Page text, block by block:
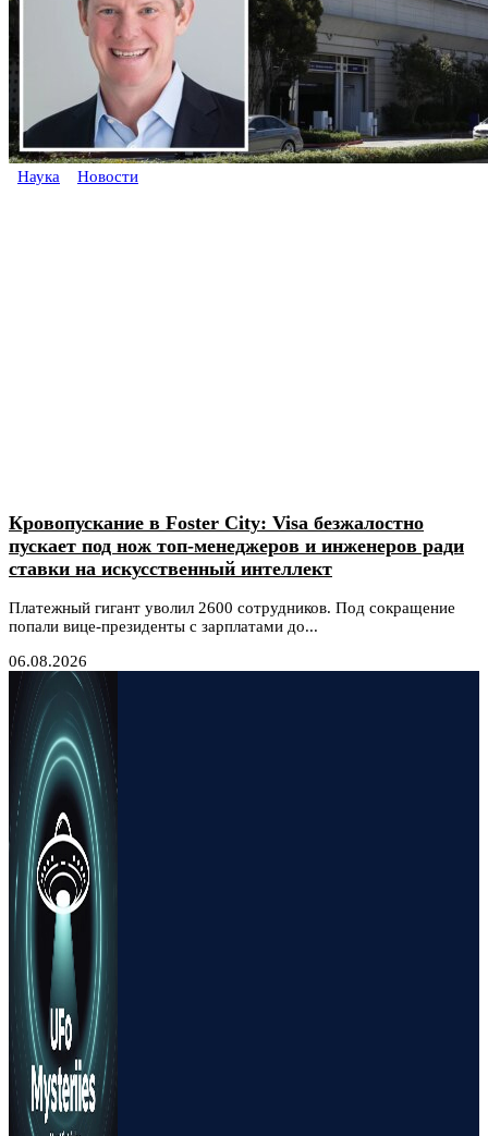
Наука Новости
Кровопускание в Foster City: Visa безжалостно
пускает под нож топ-менеджеров и инженеров ради
ставки на искусственный интеллект
Платежный гигант уволил 2600 сотрудников. Под сокращение
попали вице-президенты с зарплатами до...
06.08.2026